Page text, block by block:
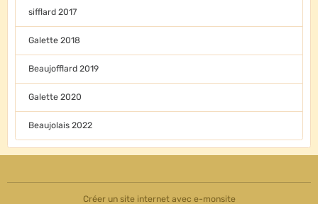
sifflard 2017
Galette 2018
Beaujofflard 2019
Galette 2020
Beaujolais 2022
Créer un site internet avec e-monsite